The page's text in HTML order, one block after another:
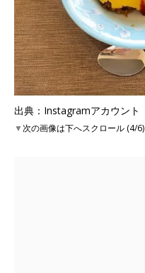
出典：Instagramアカウント
▼次の画像は下へスクロール (4/6)